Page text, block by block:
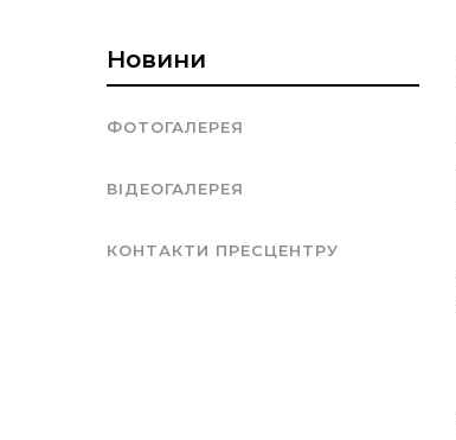
Новини
ФОТОГАЛЕРЕЯ
ВІДЕОГАЛЕРЕЯ
КОНТАКТИ ПРЕСЦЕНТРУ